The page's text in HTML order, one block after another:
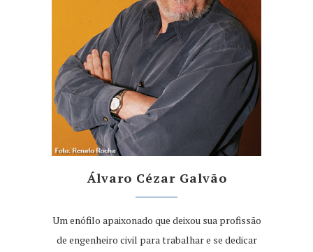
Álvaro Cézar Galvão
Um enófilo apaixonado que deixou sua profissão
de engenheiro civil para trabalhar e se dedicar